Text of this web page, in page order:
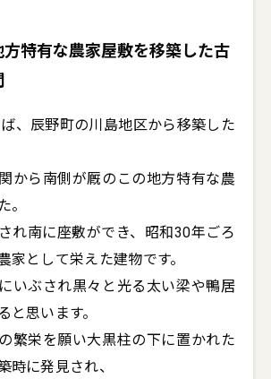
方特有な農家屋敷を移築した古
、辰野町の川島地区から移築した
から南側が厩のこの地方特有な農
。
れ南に座敷ができ、昭和30年ごろ
家として栄えた建物です。
いぶされ黒々と光る太い梁や鴨居
と思います。
繁栄を願い大黒柱の下に置かれた
時に発見され、